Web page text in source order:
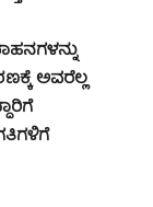
ಅವರೆಲ್ಲ